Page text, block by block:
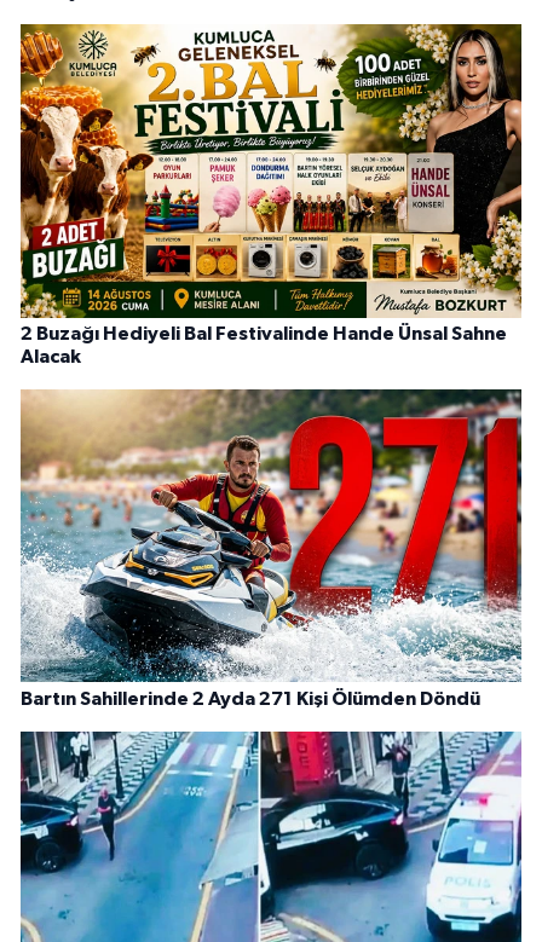
2 Buzağı Hediyeli Bal Festivalinde Hande Ünsal Sahne
Alacak
Bartın Sahillerinde 2 Ayda 271 Kişi Ölümden Döndü